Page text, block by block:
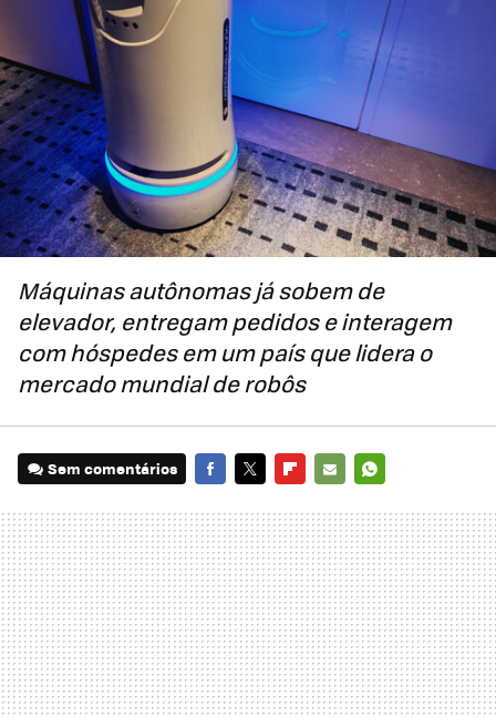
Máquinas autônomas já sobem de
elevador, entregam pedidos e interagem
com hóspedes em um país que lidera o
mercado mundial de robôs
Sem comentários
MAIL